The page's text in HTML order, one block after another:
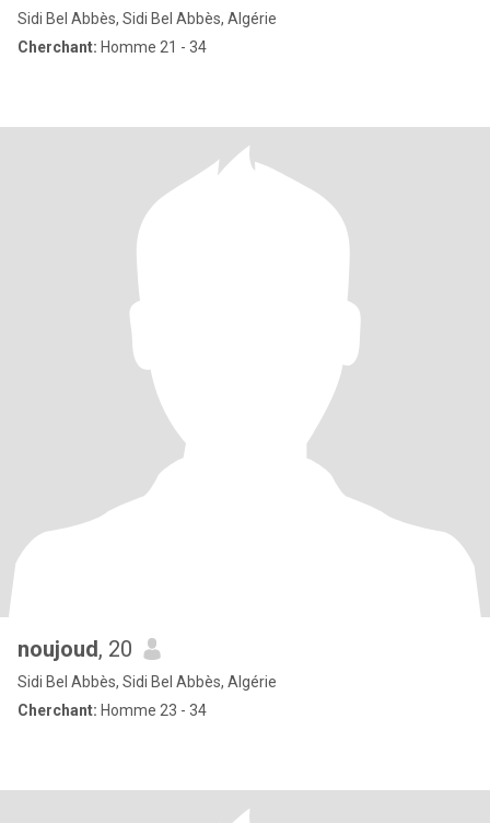
Sidi Bel Abbès, Sidi Bel Abbès, Algérie
Cherchant: Homme 21 - 34
noujoud, 20
Sidi Bel Abbès, Sidi Bel Abbès, Algérie
Cherchant: Homme 23 - 34